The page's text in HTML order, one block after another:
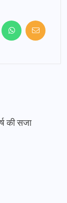
की सजा